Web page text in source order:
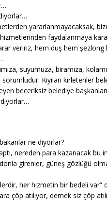
yararlanmayacaksak,
hizmetlerinden faydalanmaya
veririz, hem duş hem
suyumuza, biramıza,
Kıyıları kirletenler
beceriksiz belediye
diyorlar…
ne diyorlar?
nereden para kazanacak bu
girenler, güneş gözlüğü
her hizmetin bir bedeli var”
çöp atılıyor, demek siz çöp